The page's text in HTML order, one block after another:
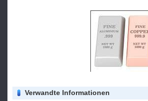
Verwandte Informationen